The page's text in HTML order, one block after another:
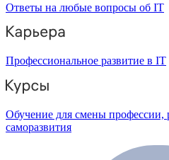
Ответы на любые вопросы об IT
Профессиональное развитие в IT
Обучение для смены профессии,
саморазвития